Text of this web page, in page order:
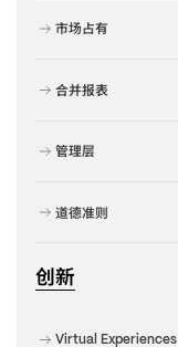
市场占有
合并报表
管理层
道德准则
创新
Virtual Experiences